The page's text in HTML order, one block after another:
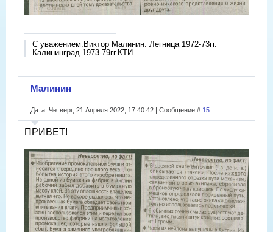
С уважением.Виктор Малинин. Легница 1972-73гг.
Калининград 1973-79гг.КТИ.
Малинин
Дата: Четверг, 21 Апреля 2022, 17:40:42 | Сообщение # 15
ПРИВЕТ!